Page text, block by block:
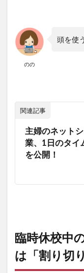
のの
頭を使
関連記事
主婦のネット
業、1日のタイ
を公開！
臨時休校中
は「割り切